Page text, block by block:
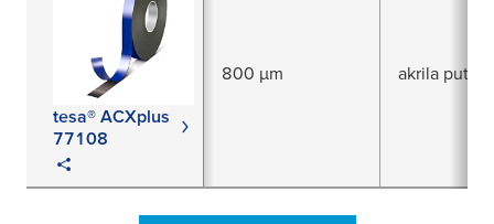
tesa® ACXplus
77108
800 µm akrila putas